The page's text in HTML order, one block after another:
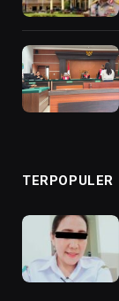
TERPOPULER